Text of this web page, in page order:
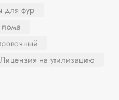
для фур
лома
Лицензия на утилизацию